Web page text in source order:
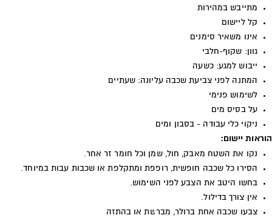
מתייבש במהירות
קל ליישום
אינו משאיר סימנים
גוון: שקוף-חלבי
ייבוש למגע: כשעה
המתנה לפני צביעת שכבה עליונה: שעתיים
לשימוש פנימי
על בסיס מים
ניקוי כלי עבודה - בסבון ומים
הוראות יישום:
נקו את השטח מאבק, חול, שמן וכל חומר זר אחר.
הסירו כל שכבה חופשית, רופפת ומתקלפת או שכבות עבות במיוחד.
בחשו היטב את הצבע לפני השימוש.
אין צורך בדילול.
צבעו שכבה אחת ברולר, מברשת או בהתזה